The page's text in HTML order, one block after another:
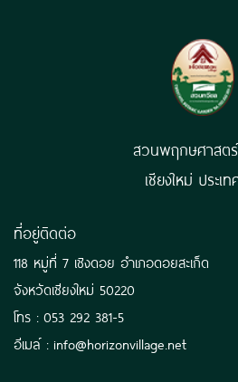
สวนพฤกษศาสต
เชียงใหม่ ประเท
ที่อยู่ติดต่อ
118 หมู่ที่ 7 เชิงดอย อำเภอดอยสะเก็ด
จังหวัดเชียงใหม่ 50220
โทร : 053 292 381-5
อีเมล์ : info@horizonvillage.net